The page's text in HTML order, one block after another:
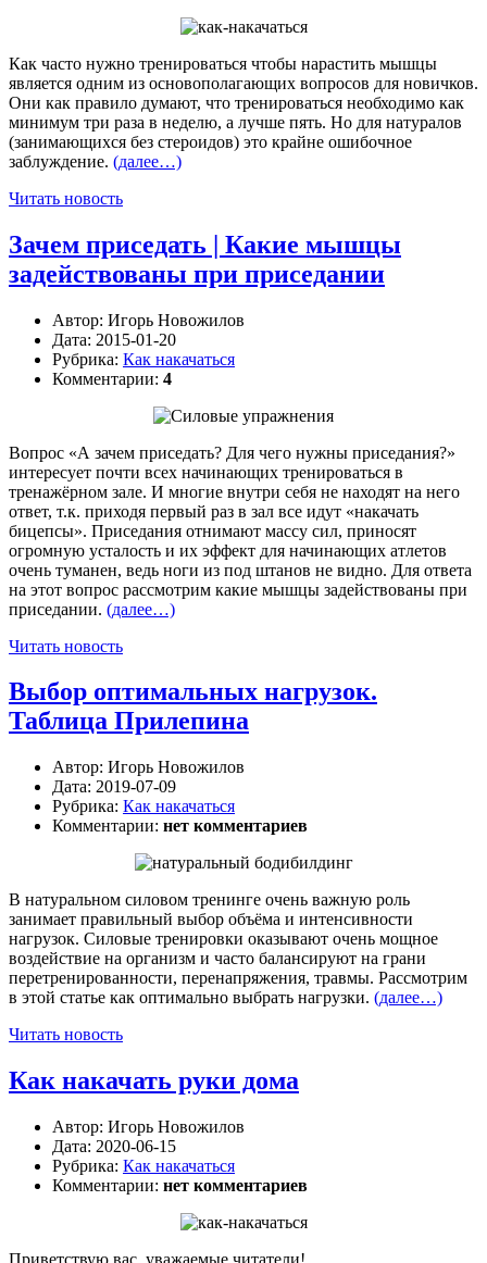
Как часто нужно тренироваться чтобы нарастить мышцы
является одним из основополагающих вопросов для новичков.
Они как правило думают, что тренироваться необходимо как
минимум три раза в неделю, а лучше пять. Но для натуралов
(занимающихся без стероидов) это крайне ошибочное
заблуждение. (далее…)
Читать новость
Зачем приседать | Какие мышцы
задействованы при приседании
Автор: Игорь Новожилов
Дата: 2015-01-20
Рубрика: Как накачаться
Комментарии: 4
Вопрос «А зачем приседать? Для чего нужны приседания?»
интересует почти всех начинающих тренироваться в
тренажёрном зале. И многие внутри себя не находят на него
ответ, т.к. приходя первый раз в зал все идут «накачать
бицепсы». Приседания отнимают массу сил, приносят
огромную усталость и их эффект для начинающих атлетов
очень туманен, ведь ноги из под штанов не видно. Для ответа
на этот вопрос рассмотрим какие мышцы задействованы при
приседании. (далее…)
Читать новость
Выбор оптимальных нагрузок.
Таблица Прилепина
Автор: Игорь Новожилов
Дата: 2019-07-09
Рубрика: Как накачаться
Комментарии: нет комментариев
В натуральном силовом тренинге очень важную роль
занимает правильный выбор объёма и интенсивности
нагрузок. Силовые тренировки оказывают очень мощное
воздействие на организм и часто балансируют на грани
перетренированности, перенапряжения, травмы. Рассмотрим
в этой статье как оптимально выбрать нагрузки. (далее…)
Читать новость
Как накачать руки дома
Автор: Игорь Новожилов
Дата: 2020-06-15
Рубрика: Как накачаться
Комментарии: нет комментариев